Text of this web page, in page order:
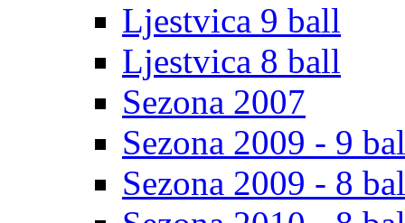
Ljestvica 9 ball
Ljestvica 8 ball
Sezona 2007
Sezona 2009 - 9
Sezona 2009 - 8